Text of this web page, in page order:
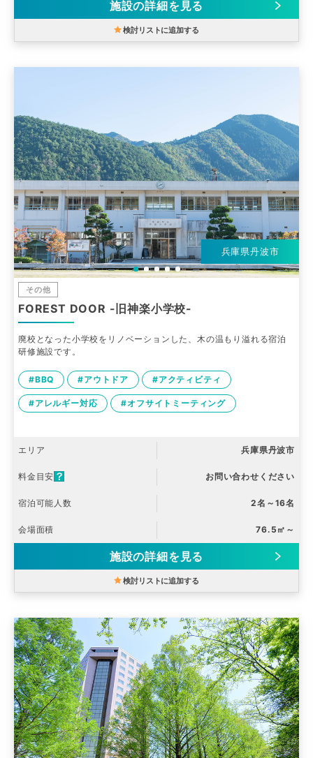
施設の詳細を見る
検討リストに追加する
兵庫県丹波市
その他
FOREST DOOR -旧神楽小学校-
廃校となった小学校をリノベーションした、木の温もり溢れる宿泊
研修施設です。
#BBQ #アウトドア #アクティビティ
#アレルギー対応 #オフサイトミーティング
エリア 兵庫県丹波市
料金目安 お問い合わせください
宿泊可能人数 2名～16名
会場面積 76.5㎡～
施設の詳細を見る
検討リストに追加する